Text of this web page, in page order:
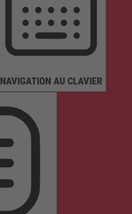
NAVIGATION AU CLAVIER